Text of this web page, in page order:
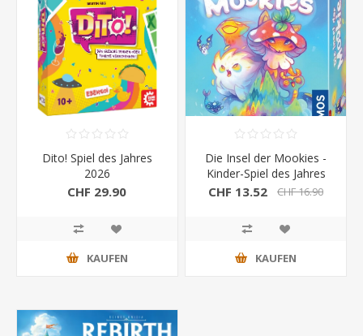
Dito! Spiel des Jahres
2026
CHF 29.90
KAUFEN
Die Insel der Mookies -
Kinder-Spiel des Jahres
2026
CHF 13.52 CHF 16.90
KAUFEN